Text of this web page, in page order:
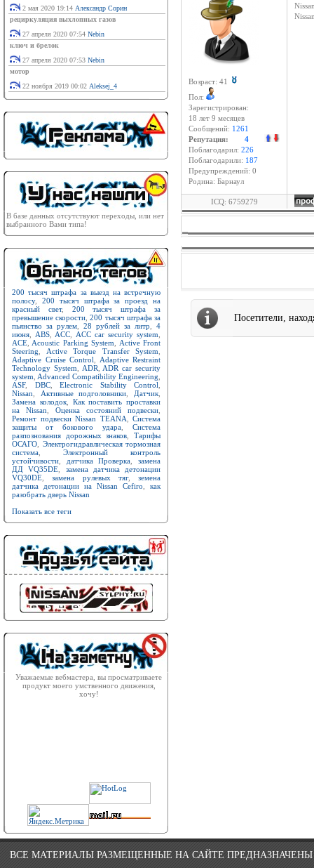
2 мая 2020 19:14 Александр Сорин
рециркуляция выхлопных газов
27 апреля 2020 07:54 Nebin
ключ и брелок
27 апреля 2020 07:53 Nebin
мотор
22 ноября 2019 00:02 Aleksej_4
В базе данных отсутствуют переходы, или нет
выбранного Вами типа!
200 тысяч штрафа за выезд на встречную
полосу, 200 тысяч штрафа за проезд на
красный свет, 200 тысяч штрафа за
превышение скорости ,200 тысяч штрафа за
пьянство за рулем
28 рублей за литр
4
июня
ABS ACC ACC car security system
ACE Acoustic Parking System
Active Front
Steering
Active Torque Transfer System
Adaptive Cruise Control
Adaptive Restraint
Technology System
ADR
ADR car security
system Advanced Compatibility Engineering
ASF, DBC, Electronic Stability Control
Nissan
Активные подголовники Датчик
Замена колодок, Как поставить проставки
на Nissan
Оценка состояний подвески
Ремонт подвески Nissan TEANA
Система
защиты от бокового удара
Система
разпознования дорожных знаков ,Тарифы
ОСАГО
Электрогидравлическая тормозная
система
Электронный контроль
устойчивости
датчика Проверка ,замена
ДД VQ35DE
замена датчика детонации
VQ30DE ,замена рулевых тяг, земена
датчика детонации на Nissan Cefiro
как
разобрать дверь Nissan
Показать все теги
Уважаемые вебмастера, вы просматриваете
продукт моего умственного движения,
хочу!
Возраст: 41
Пол:
Зарегистрирован:
18 лет 9 месяцев
Сообщений: 1261
Репутация: 4
Поблагодарил: 226
Поблагодарили: 187
Предупреждений: 0
Родина: Барнаул
ICQ: 6759279
Посетители,
ВСЕ МАТЕРИАЛЫ РАЗМЕЩЕННЫЕ НА САЙТЕ